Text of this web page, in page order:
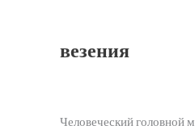
везения
Человеческий головной